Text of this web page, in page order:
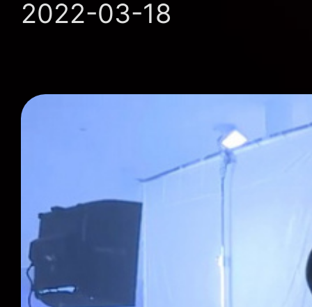
2022-03-18